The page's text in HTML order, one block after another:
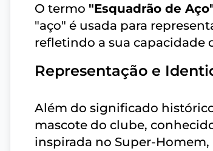
O termo "Esquadrão de
"aço" é usada para
refletindo a sua capacidade
Representação e
Além do significado
mascote do clube,
inspirada no Super-Homem,